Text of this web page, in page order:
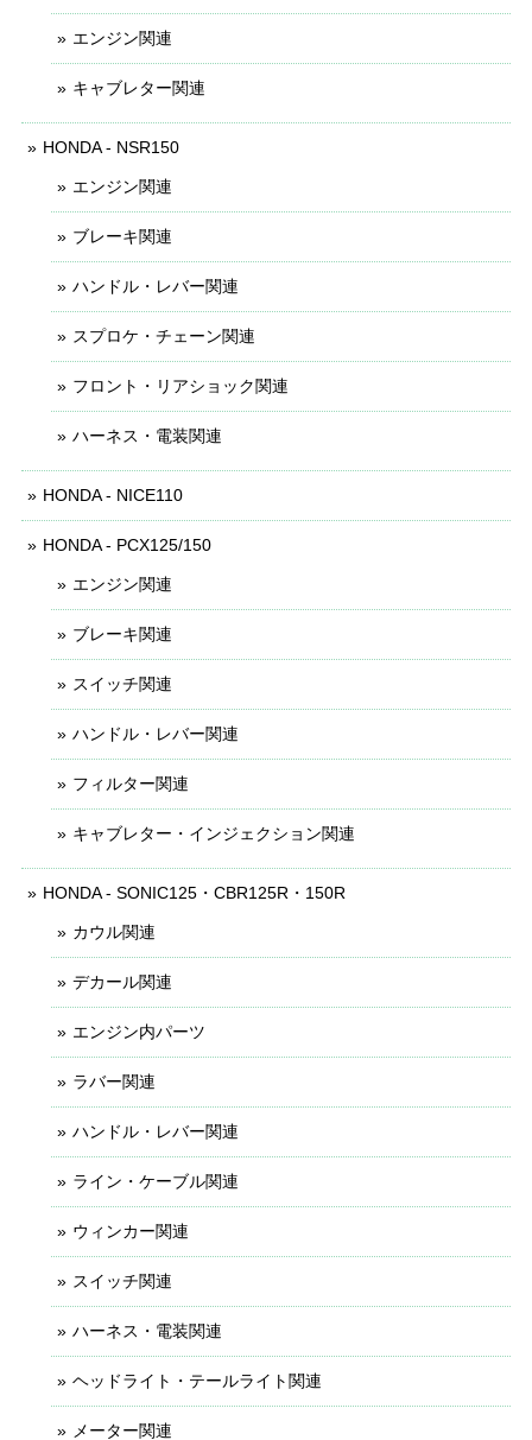
エンジン関連
キャブレター関連
HONDA - NSR150
エンジン関連
ブレーキ関連
ハンドル・レバー関連
スプロケ・チェーン関連
フロント・リアショック関連
ハーネス・電装関連
HONDA - NICE110
HONDA - PCX125/150
エンジン関連
ブレーキ関連
スイッチ関連
ハンドル・レバー関連
フィルター関連
キャブレター・インジェクション関連
HONDA - SONIC125・CBR125R・150R
カウル関連
デカール関連
エンジン内パーツ
ラバー関連
ハンドル・レバー関連
ライン・ケーブル関連
ウィンカー関連
スイッチ関連
ハーネス・電装関連
ヘッドライト・テールライト関連
メーター関連